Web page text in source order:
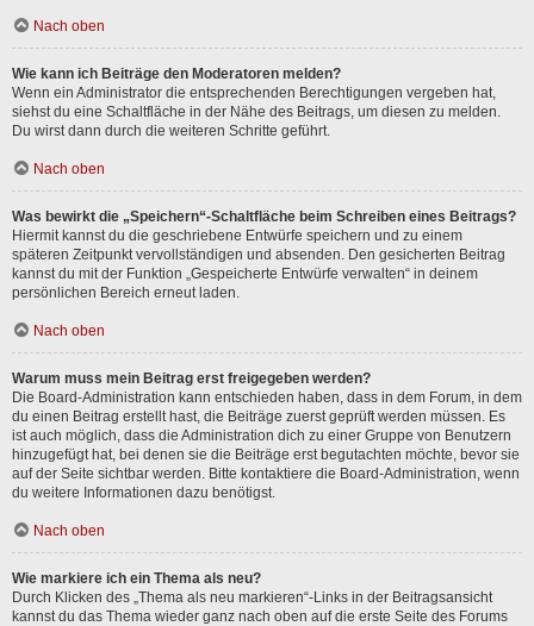
Nach oben
Wie kann ich Beiträge den Moderatoren melden?
Wenn ein Administrator die entsprechenden Berechtigungen vergeben hat,
siehst du eine Schaltfläche in der Nähe des Beitrags, um diesen zu melden.
Du wirst dann durch die weiteren Schritte geführt.
Nach oben
Was bewirkt die „Speichern“-Schaltfläche beim Schreiben eines Beitrags?
Hiermit kannst du die geschriebene Entwürfe speichern und zu einem
späteren Zeitpunkt vervollständigen und absenden. Den gesicherten Beitrag
kannst du mit der Funktion „Gespeicherte Entwürfe verwalten“ in deinem
persönlichen Bereich erneut laden.
Nach oben
Warum muss mein Beitrag erst freigegeben werden?
Die Board-Administration kann entschieden haben, dass in dem Forum, in dem
du einen Beitrag erstellt hast, die Beiträge zuerst geprüft werden müssen. Es
ist auch möglich, dass die Administration dich zu einer Gruppe von Benutzern
hinzugefügt hat, bei denen sie die Beiträge erst begutachten möchte, bevor sie
auf der Seite sichtbar werden. Bitte kontaktiere die Board-Administration, wenn
du weitere Informationen dazu benötigst.
Nach oben
Wie markiere ich ein Thema als neu?
Durch Klicken des „Thema als neu markieren“-Links in der Beitragsansicht
kannst du das Thema wieder ganz nach oben auf die erste Seite des Forums